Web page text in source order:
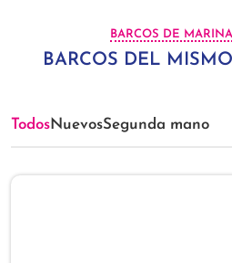
BARCOS DE
BARCOS DEL
TodosNuevosSegunda mano